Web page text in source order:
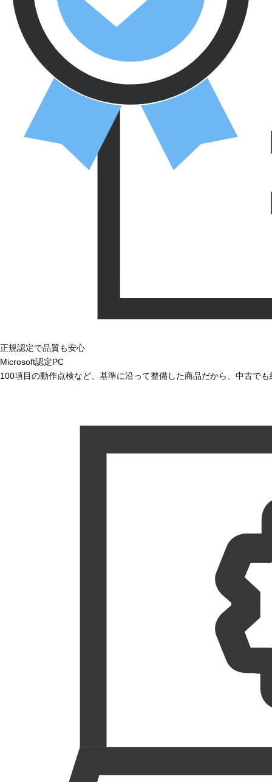
正規認定で品質も安心
Microsoft認定PC
100項目の動作点検など、基準に沿って整備した商品だから、中古で